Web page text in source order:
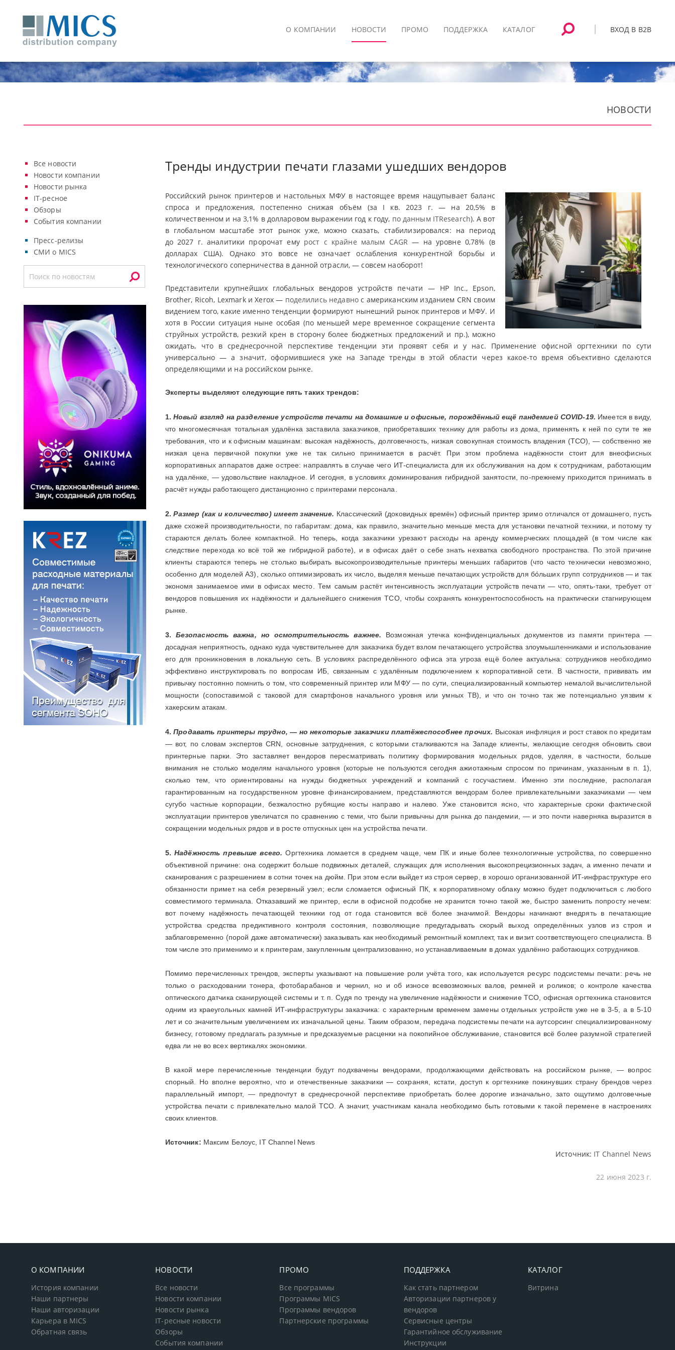
ВХОД В B2B
О КОМПАНИИ НОВОСТИ ПРОМО ПОДДЕРЖКА КАТАЛОГ
НОВОСТИ
Все новости
Новости компании
Новости рынка
IT-ресное
Обзоры
События компании
Пресс-релизы
СМИ о MICS
Тренды индустрии печати глазами ушедших вендоров
Российский рынок принтеров и настольных МФУ в настоящее время нащупывает баланс
спроса и предложения, постепенно снижая объём (за I кв. 2023 г. — на 20,5% в
количественном и на 3,1% в долларовом выражении год к году, по данным ITResearch). А вот
в глобальном масштабе этот рынок уже, можно сказать, стабилизировался: на период
до 2027 г. аналитики пророчат ему рост с крайне малым CAGR — на уровне 0,78% (в
долларах США). Однако это вовсе не означает ослабления конкурентной борьбы и
технологического соперничества в данной отрасли, — совсем наоборот!
Представители крупнейших глобальных вендоров устройств печати — HP Inc., Epson,
Brother, Ricoh, Lexmark и Xerox — поделились недавнос американским изданием CRN своим
видением того, какие именно тенденции формируют нынешний рынок принтеров и МФУ. И
хотя в России ситуация ныне особая (по меньшей мере временное сокращение сегмента
струйных устройств, резкий крен в сторону более бюджетных предложений и пр.), можно
ожидать, что в среднесрочной перспективе тенденции эти проявят себя и у нас. Применение офисной оргтехники по сути
универсально — а значит, оформившиеся уже на Западе тренды в этой области через какое-то время объективно сделаются
определяющими и на российском рынке.
Эксперты выделяют следующие пять таких трендов:
1.Новый взгляд на разделение устройств печати на домашние и офисные, порождённый ещё пандемией COVID-19. Имеется в виду,
что многомесячная тотальная удалёнка заставила заказчиков, приобретавших технику для работы из дома, применять к ней по сути те же
требования, что и к офисным машинам: высокая надёжность, долговечность, низкая совокупная стоимость владения (ТСО), — собственно же
низкая цена первичной покупки уже не так сильно принимается в расчёт. При этом проблема надёжности стоит для внеофисных
корпоративных аппаратов даже острее: направлять в случае чего ИТ-специалиста для их обслуживания на дом к сотрудникам, работающим
на удалёнке, — удовольствие накладное. И сегодня, в условиях доминирования гибридной занятости, по-прежнему приходится принимать в
расчёт нужды работающего дистанционно с принтерами персонала.
2.Размер (как и количество) имеет значение. Классический (доковидных времён) офисный принтер зримо отличался от домашнего, пусть
даже схожей производительности, по габаритам: дома, как правило, значительно меньше места для установки печатной техники, и потому ту
стараются делать более компактной. Но теперь, когда заказчики урезают расходы на аренду коммерческих площадей (в том числе как
следствие перехода ко всё той же гибридной работе), и в офисах даёт о себе знать нехватка свободного пространства. По этой причине
клиенты стараются теперь не столько выбирать высокопроизводительные принтеры меньших габаритов (что часто технически невозможно,
особенно для моделей А3), сколько оптимизировать их число, выделяя меньше печатающих устройств для бóльших групп сотрудников — и так
экономя занимаемое ими в офисах место. Тем самым растёт интенсивность эксплуатации устройств печати — что, опять-таки, требует от
вендоров повышения их надёжности и дальнейшего снижения ТСО, чтобы сохранять конкурентоспособность на практически стагнирующем
рынке.
3. Безопасность важна, но осмотрительность важнее. Возможная утечка конфиденциальных документов из памяти принтера —
досадная неприятность, однако куда чувствительнее для заказчика будет взлом печатающего устройства злоумышленниками и использование
его для проникновения в локальную сеть. В условиях распределённого офиса эта угроза ещё более актуальна: сотрудников необходимо
эффективно инструктировать по вопросам ИБ, связанным с удалённым подключением к корпоративной сети. В частности, прививать им
привычку постоянно помнить о том, что современный принтер или МФУ — по сути, специализированный компьютер немалой вычислительной
мощности (сопоставимой с таковой для смартфонов начального уровня или умных ТВ), и что он точно так же потенциально уязвим к
хакерским атакам.
4.Продавать принтеры трудно, — но некоторые заказчики платёжеспособнее прочих. Высокая инфляция и рост ставок по кредитам
— вот, по словам экспертов CRN, основные затруднения, с которыми сталкиваются на Западе клиенты, желающие сегодня обновить свои
принтерные парки. Это заставляет вендоров пересматривать политику формирования модельных рядов, уделяя, в частности, больше
внимания не столько моделям начального уровня (которые не пользуются сегодня ажиотажным спросом по причинам, указанным в п. 1),
сколько тем, что ориентированы на нужды бюджетных учреждений и компаний с госучастием. Именно эти последние, располагая
гарантированным на государственном уровне финансированием, представляются вендорам более привлекательными заказчиками — чем
сугубо частные корпорации, безжалостно рубящие косты направо и налево. Уже становится ясно, что характерные сроки фактической
эксплуатации принтеров увеличатся по сравнению с теми, что были привычны для рынка до пандемии, — и это почти наверняка выразится в
сокращении модельных рядов и в росте отпускных цен на устройства печати.
5.Надёжность превыше всего. Оргтехника ломается в среднем чаще, чем ПК и иные более технологичные устройства, по совершенно
объективной причине: она содержит больше подвижных деталей, служащих для исполнения высокопрецизионных задач, а именно печати и
сканирования с разрешением в сотни точек на дюйм. При этом если выйдет из строя сервер, в хорошо организованной ИТ-инфраструктуре его
обязанности примет на себя резервный узел; если сломается офисный ПК, к корпоративному облаку можно будет подключиться с любого
совместимого терминала. Отказавший же принтер, если в офисной подсобке не хранится точно такой же, быстро заменить попросту нечем:
вот почему надёжность печатающей техники год от года становится всё более значимой. Вендоры начинают внедрять в печатающие
устройства средства предиктивного контроля состояния, позволяющие предугадывать скорый выход определённых узлов из строя и
заблаговременно (порой даже автоматически) заказывать как необходимый ремонтный комплект, так и визит соответствующего специалиста. В
том числе это применимо и к принтерам, закупленным централизованно, но устанавливаемым в домах удалённо работающих сотрудников.
Помимо перечисленных трендов, эксперты указывают на повышение роли учёта того, как используется ресурс подсистемы печати: речь не
только о расходовании тонера, фотобарабанов и чернил, но и об износе всевозможных валов, ремней и роликов; о контроле качества
оптического датчика сканирующей системы и т. п. Судя по тренду на увеличение надёжности и снижение TCO, офисная оргтехника становится
одним из краеугольных камней ИТ-инфраструктуры заказчика: с характерным временем замены отдельных устройств уже не в 3-5, а в 5-10
лет и со значительным увеличением их изначальной цены. Таким образом, передача подсистемы печати на аутсорсинг специализированному
бизнесу, готовому предлагать разумные и предсказуемые расценки на покопийное обслуживание, становится всё более разумной стратегией
едва ли не во всех вертикалях экономики.
В какой мере перечисленные тенденции будут подхвачены вендорами, продолжающими действовать на российском рынке, — вопрос
спорный. Но вполне вероятно, что и отечественные заказчики — сохраняя, кстати, доступ к оргтехнике покинувших страну брендов через
параллельный импорт, — предпочтут в среднесрочной перспективе приобретать более дорогие изначально, зато ощутимо долговечные
устройства печати с привлекательно малой ТСО. А значит, участникам канала необходимо быть готовыми к такой перемене в настроениях
своих клиентов.
Источник: Максим Белоус, IT Channel News
Источник: IT Channel News
22 июня 2023 г.
О КОМПАНИИ
История компании
Наши партнеры
Наши авторизации
Карьера в MICS
Обратная связь
НОВОСТИ
Все новости
Новости компании
Новости рынка
IT-ресные новости
Обзоры
События компании
ПРОМО
Все программы
Программы MICS
Программы вендоров
Партнерские программы
ПОДДЕРЖКА
Как стать партнером
Авторизации партнеров у
вендоров
Сервисные центры
Гарантийное обслуживание
Инструкции
КАТАЛОГ
Витрина